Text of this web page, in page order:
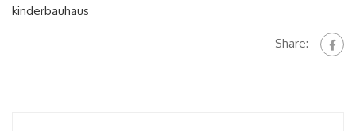
kinderbauhaus
Share: